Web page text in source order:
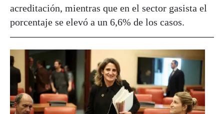
acreditación, mientras que en el sector gasista el
porcentaje se elevó a un 6,6% de los casos.